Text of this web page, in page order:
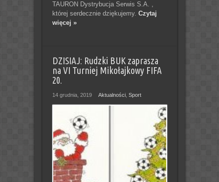
TAURON Dystrybucja Serwis S.A. ,
której serdecznie dziękujemy. Czytaj
więcej »
DZISIAJ: Rudzki BUK zaprasza
na VI Turniej Mikołajkowy FIFA
20.
14 grudnia, 2019 Aktualności, Sport